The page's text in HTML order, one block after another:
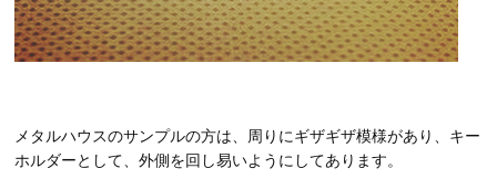
メタルハウスのサンプルの方は、周りにギザギザ模様があり、キー
ホルダーとして、外側を回し易いようにしてあります。